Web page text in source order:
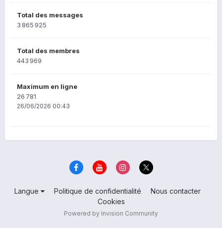
Total des messages
3 865 925
Total des membres
443 969
Maximum en ligne
26 781
26/06/2026 00:43
Langue Politique de confidentialité
Nous contacter
Cookies
Powered by Invision Community